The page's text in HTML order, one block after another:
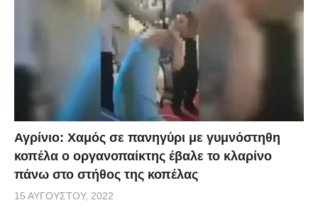
Αγρίνιο: Χαμός σε πανηγύρι με γυμνόστηθη
κοπέλα ο οργανοπαίκτης έβαλε το κλαρίνο
πάνω στο στήθος της κοπέλας
15 ΑΥΓΟΎΣΤΟΥ, 2022